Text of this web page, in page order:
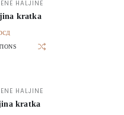
HALJINE
kratka
HALJINE
kratka